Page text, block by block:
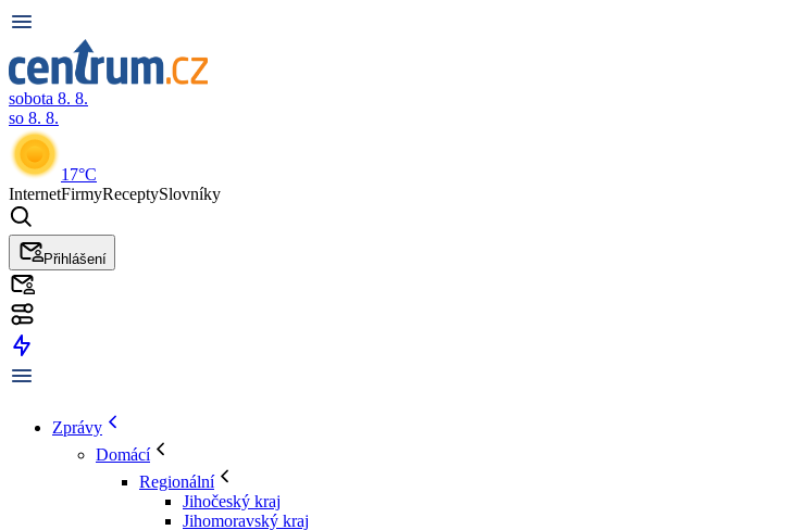
sobota 8. 8.
so 8. 8.
17°C
InternetFirmyReceptySlovníky
Přihlášení
Zprávy
Domácí
Regionální
Jihočeský kraj
Jihomoravský kraj